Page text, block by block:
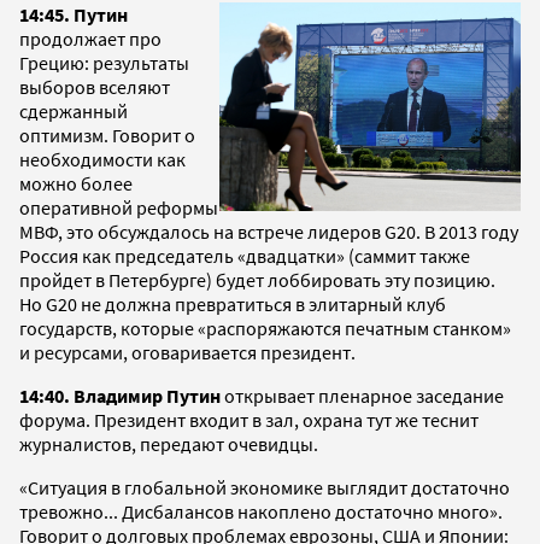
14:45. Путин
продолжает про
Грецию: результаты
выборов вселяют
сдержанный
оптимизм. Говорит о
необходимости как
можно более
оперативной реформы
МВФ, это обсуждалось на встрече лидеров G20. В 2013 году
Россия как председатель «двадцатки» (саммит также
пройдет в Петербурге) будет лоббировать эту позицию.
Но G20 не должна превратиться в элитарный клуб
государств, которые «распоряжаются печатным станком»
и ресурсами, оговаривается президент.
14:40. Владимир Путиноткрывает пленарное заседание
форума. Президент входит в зал, охрана тут же теснит
журналистов, передают очевидцы.
«Ситуация в глобальной экономике выглядит достаточно
тревожно... Дисбалансов накоплено достаточно много».
Говорит о долговых проблемах еврозоны, США и Японии: